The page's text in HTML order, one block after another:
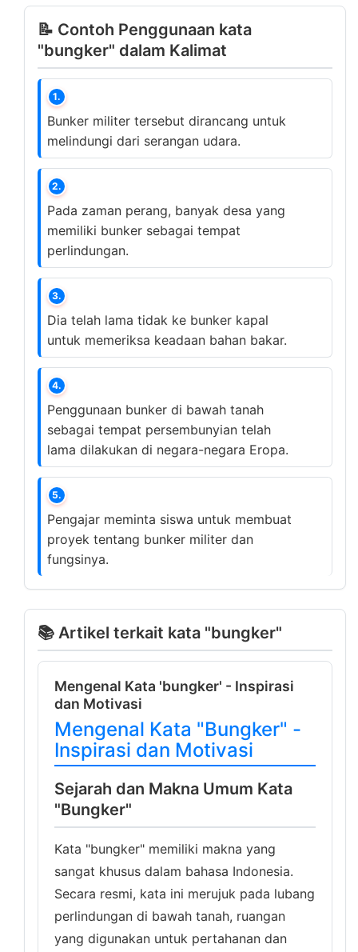
📝 Contoh Penggunaan kata
"bungker" dalam Kalimat
1.
Bunker militer tersebut dirancang untuk
melindungi dari serangan udara.
2.
Pada zaman perang, banyak desa yang
memiliki bunker sebagai tempat
perlindungan.
3.
Dia telah lama tidak ke bunker kapal
untuk memeriksa keadaan bahan bakar.
4.
Penggunaan bunker di bawah tanah
sebagai tempat persembunyian telah
lama dilakukan di negara-negara Eropa.
5.
Pengajar meminta siswa untuk membuat
proyek tentang bunker militer dan
fungsinya.
📚 Artikel terkait kata "bungker"
Mengenal Kata 'bungker' - Inspirasi
dan Motivasi
Mengenal Kata "Bungker" -
Inspirasi dan Motivasi
Sejarah dan Makna Umum Kata
"Bungker"
Kata "bungker" memiliki makna yang
sangat khusus dalam bahasa Indonesia.
Secara resmi, kata ini merujuk pada lubang
perlindungan di bawah tanah, ruangan
yang digunakan untuk pertahanan dan